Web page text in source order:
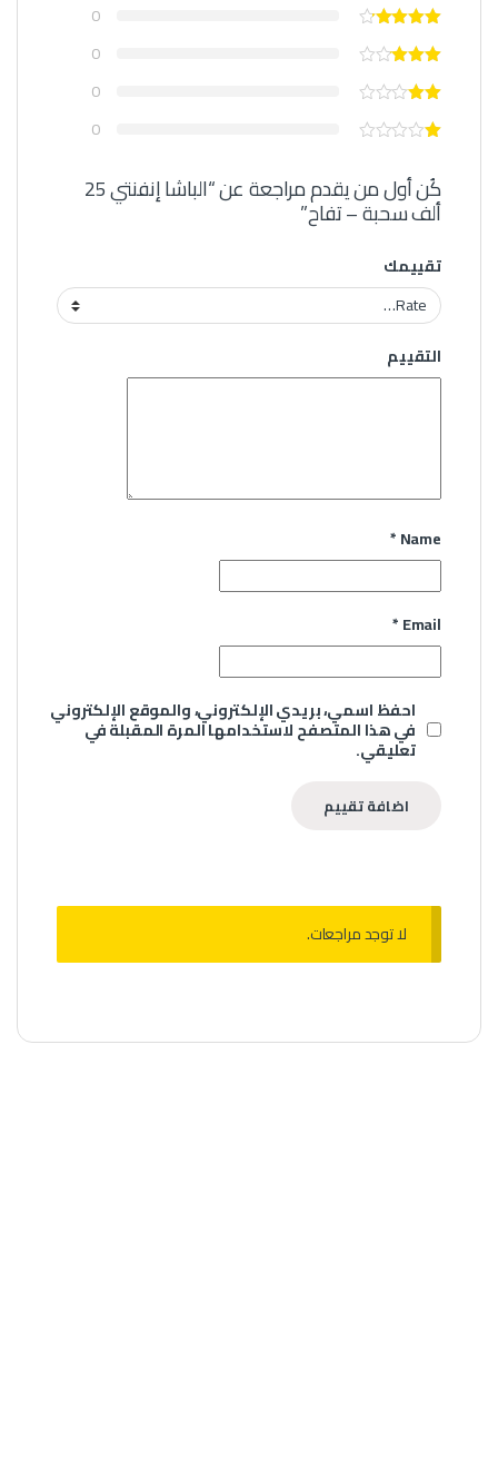
0
0
0
0
كُن أول من يقدم مراجعة عن “الباشا إنفنتي 25
ألف سحبة – تفاح”
تقييمك
التقييم
Name
*
Email
*
احفظ اسمي، بريدي الإلكتروني، والموقع الإلكتروني
في هذا المتصفح لاستخدامها المرة المقبلة في
تعليقي.
لا توجد مراجعات.